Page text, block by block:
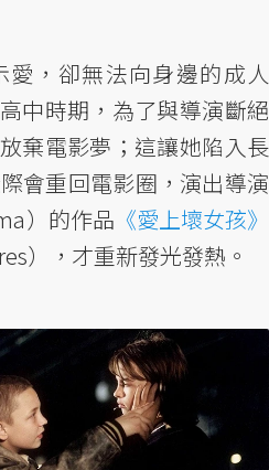
，卻無法向身邊的成人
中時期，為了與導演斷絕
棄電影夢；這讓她陷入長
會重回電影圈，演出導演
）的作品 《愛上壞女孩》
），才重新發光發熱。